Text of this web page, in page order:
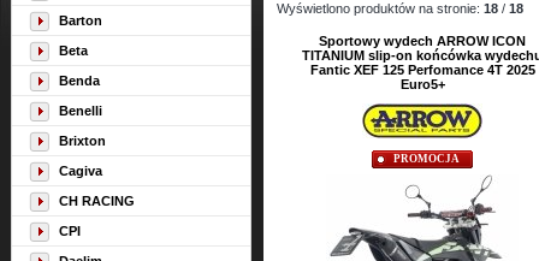
Barton
Beta
Benda
Benelli
Brixton
Cagiva
CH RACING
CPI
Wyświetlono produktów na stronie: 18 / 18
Sportowy wydech ARROW ICON
TITANIUM slip-on końcówka
Fantic XEF 125 Perfomance 4T 2025
Euro5+
PROMOCJA